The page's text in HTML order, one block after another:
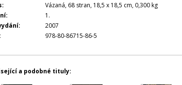
Vázaná, 68 stran, 18,5 x 18,5 cm, 0,300 kg
1.
2007
978-80-86715-86-5
a podobné tituly: